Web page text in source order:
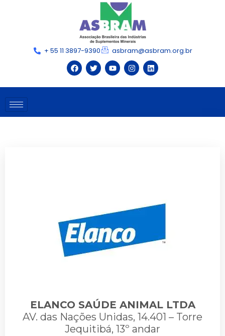
+ 55 11 3897-9390 asbram@asbram.org.br
ELANCO SAÚDE ANIMAL LTDA
AV. das Nações Unidas, 14.401 – Torre
Jequitibá, 13º andar